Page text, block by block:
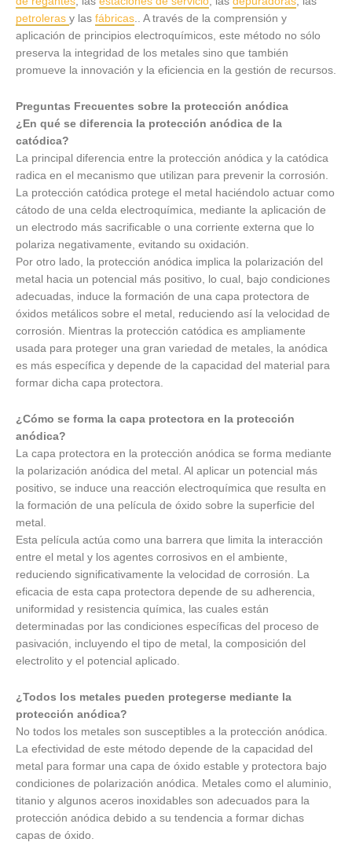
petroleras y las fábricas.. A través de la comprensión y
aplicación de principios electroquímicos, este método no sólo
preserva la integridad de los metales sino que también
promueve la innovación y la eficiencia en la gestión de recursos.
Preguntas Frecuentes sobre la protección anódica
¿En qué se diferencia la protección anódica de la
catódica?
La principal diferencia entre la protección anódica y la catódica
radica en el mecanismo que utilizan para prevenir la corrosión.
La protección catódica protege el metal haciéndolo actuar como
cátodo de una celda electroquímica, mediante la aplicación de
un electrodo más sacrificable o una corriente externa que lo
polariza negativamente, evitando su oxidación.
Por otro lado, la protección anódica implica la polarización del
metal hacia un potencial más positivo, lo cual, bajo condiciones
adecuadas, induce la formación de una capa protectora de
óxidos metálicos sobre el metal, reduciendo así la velocidad de
corrosión. Mientras la protección catódica es ampliamente
usada para proteger una gran variedad de metales, la anódica
es más específica y depende de la capacidad del material para
formar dicha capa protectora.
¿Cómo se forma la capa protectora en la protección
anódica?
La capa protectora en la protección anódica se forma mediante
la polarización anódica del metal. Al aplicar un potencial más
positivo, se induce una reacción electroquímica que resulta en
la formación de una película de óxido sobre la superficie del
metal.
Esta película actúa como una barrera que limita la interacción
entre el metal y los agentes corrosivos en el ambiente,
reduciendo significativamente la velocidad de corrosión. La
eficacia de esta capa protectora depende de su adherencia,
uniformidad y resistencia química, las cuales están
determinadas por las condiciones específicas del proceso de
pasivación, incluyendo el tipo de metal, la composición del
electrolito y el potencial aplicado.
¿Todos los metales pueden protegerse mediante la
protección anódica?
No todos los metales son susceptibles a la protección anódica.
La efectividad de este método depende de la capacidad del
metal para formar una capa de óxido estable y protectora bajo
condiciones de polarización anódica. Metales como el aluminio,
titanio y algunos aceros inoxidables son adecuados para la
protección anódica debido a su tendencia a formar dichas
capas de óxido.